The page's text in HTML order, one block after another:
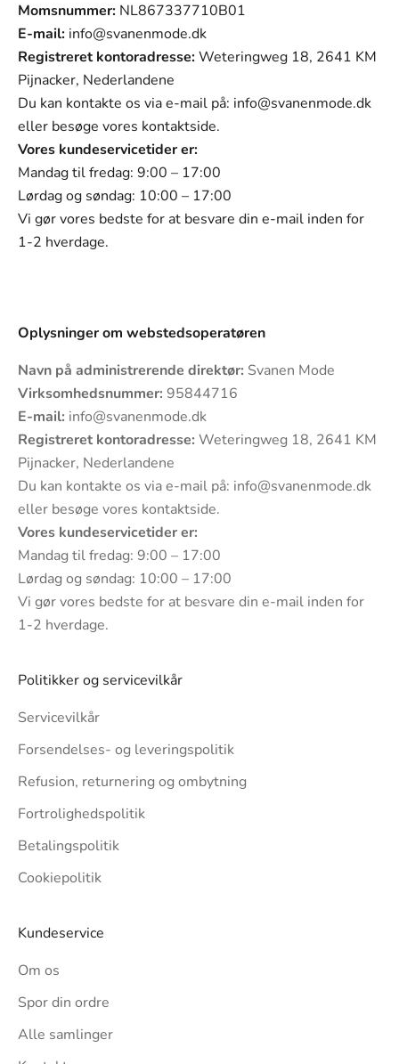
Momsnummer: NL867337710B01
E-mail: info@svanenmode.dk
Registreret kontoradresse:Weteringweg 18, 2641 KM
Pijnacker, Nederlandene
Du kan kontakte os via e-mail på: info@svanenmode.dk
eller besøge vores kontaktside.
Vores kundeservicetider er:
Mandag til fredag: 9:00 – 17:00
Lørdag og søndag: 10:00 – 17:00
Vi gør vores bedste for at besvare din e-mail inden for
1-2 hverdage.
Oplysninger om webstedsoperatøren
Navn på administrerende direktør: Svanen Mode
Virksomhedsnummer: 95844716
E-mail: info@svanenmode.dk
Registreret kontoradresse: Weteringweg 18, 2641 KM
Pijnacker, Nederlandene
Du kan kontakte os via e-mail på: info@svanenmode.dk
eller besøge vores kontaktside.
Vores kundeservicetider er:
Mandag til fredag: 9:00 – 17:00
Lørdag og søndag: 10:00 – 17:00
Vi gør vores bedste for at besvare din e-mail inden for
1-2 hverdage.
Politikker og servicevilkår
Servicevilkår
Forsendelses- og leveringspolitik
Refusion, returnering og ombytning
Fortrolighedspolitik
Betalingspolitik
Cookiepolitik
Kundeservice
Om os
Spor din ordre
Alle samlinger